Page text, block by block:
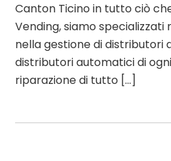
Canton Ticino in tutto ciò
Vending, siamo specializzati
nella gestione di distributori
distributori automatici di
riparazione di tutto […]